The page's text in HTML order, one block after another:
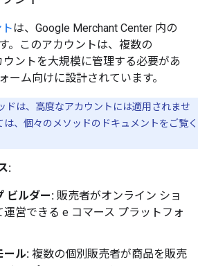
は、Google Merchant Center 内の
。このアカウントは、複数の
ウントを大規模に管理する必要があ
ーム向けに設計されています。
ドは、高度なアカウントには適用されませ
、個々のメソッドのドキュメントをご覧く
:
ビルダー: 販売者がオンライン ショ
運営できる e コマース プラットフォ
ール: 複数の個別販売者が商品を販売